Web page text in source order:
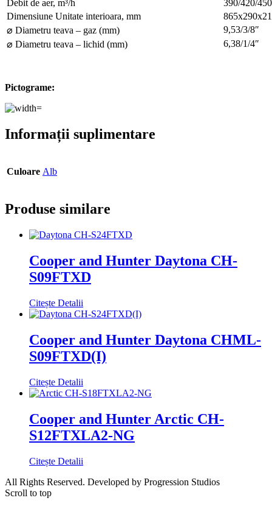
Debit de aer, m³/h
390/420/
Dimensiune Unitate interioara, mm
⌀ Diametru teava – gaz (mm)
9,53/3/8″
⌀ Diametru teava – lichid (mm)
6,38/1/4″
Pictograme:
Informații suplimentare
Culoare Alb
Produse similare
Cooper and Hunter Daytona CH-
S09FTXD
Citește Detalii
Cooper and Hunter Daytona CHML-
S09FTXD(I)
Citește Detalii
Cooper and Hunter Arctic CH-
S12FTXLA2-NG
Citește Detalii
All Rights Reserved. Developed by Progression Studios
Scroll to top